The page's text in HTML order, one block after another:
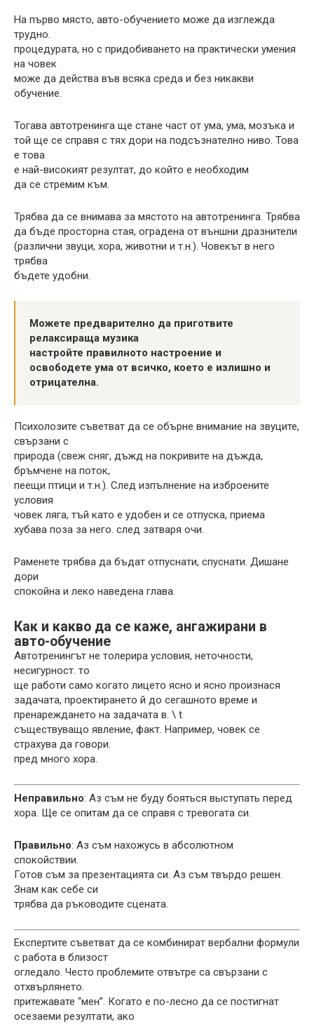
На първо място, авто-обучението може да изглежда
трудно.
процедурата, но с придобиването на практически умения
на човек
може да действа във всяка среда и без никакви
обучение.
Тогава автотренинга ще стане част от ума, ума, мозъка и
той ще се справя с тях дори на подсъзнателно ниво. Това
е това
е най-високият резултат, до който е необходим
да се стремим към.
Трябва да се внимава за мястото на автотренинга. Трябва
да бъде просторна стая, оградена от външни дразнители
(различни звуци, хора, животни и т.н.). Човекът в него
трябва
бъдете удобни.
Можете предварително да приготвите
релаксираща музика
настройте правилното настроение и
освободете ума от всичко, което е излишно и
отрицателна.
Психолозите съветват да се обърне внимание на звуците,
свързани с
природа (свеж сняг, дъжд на покривите на дъжда,
бръмчене на поток,
пеещи птици и т.н.). След изпълнение на изброените
условия
човек ляга, тъй като е удобен и се отпуска, приема
хубава поза за него. след затваря очи.
Раменете трябва да бъдат отпуснати, спуснати. Дишане
дори
спокойна и леко наведена глава.
Как и какво да се каже, ангажирани в
авто-обучение
Автотренингът не толерира условия, неточности,
несигурност. то
ще работи само когато лицето ясно и ясно произнася
задачата, проектирането й до сегашното време и
пренареждането на задачата в. \ t
съществуващо явление, факт. Например, човек се
страхува да говори.
пред много хора.
Неправильно: Аз съм не буду бояться выступать перед
хора. Ще се опитам да се справя с тревогата си.
Правильно: Аз съм нахожусь в абсолютном
спокойствии.
Готов съм за презентацията си. Аз съм твърдо решен.
Знам как себе си
трябва да ръководите сцената.
Експертите съветват да се комбинират вербални формули
с работа в близост
огледало. Често проблемите отвътре са свързани с
отхвърлянето.
притежавате “мен”. Когато е по-лесно да се постигнат
осезаеми резултати, ако